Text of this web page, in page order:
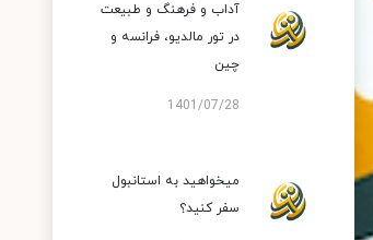
آداب و فرهنگ و طبیعت
در تور مالدیو، فرانسه و
چین
1401/07/28
میخواهید به استانبول
سفر کنید؟